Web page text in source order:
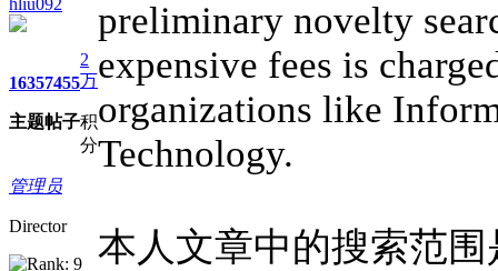
1635
主题
7455
帖子
2
万
积
分
管理员
Director
preliminary novelty
expensive fees is
organizations like
Technology.
本人文章中的搜索范